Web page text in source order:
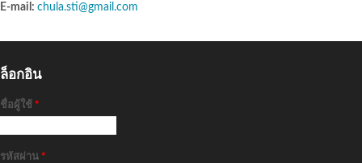
E-mail: chula.sti@gmail.com
ล็อกอิน
ชื่อผู้ใช้ *
รหัสผ่าน *